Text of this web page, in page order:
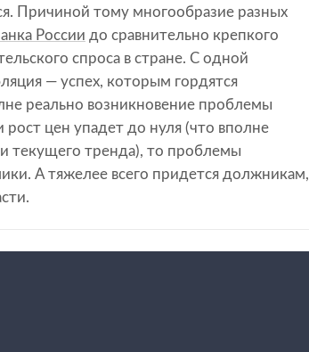
Причиной тому многообразие разных
России до сравнительно крепкого
спроса в стране. С одной
— успех, которым гордятся
реально возникновение проблемы
цен упадет до нуля (что вполне
текущего тренда), то проблемы
А тяжелее всего придется должникам,